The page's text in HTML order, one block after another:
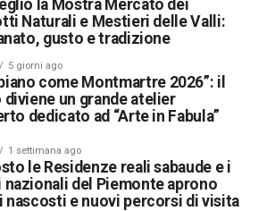
la Mostra Mercato dei
Naturali e Mestieri delle Valli:
gusto e tradizione
5 giorni ago
come Montmartre 2026”: il
diviene un grande atelier
dedicato ad “Arte in Fabula”
1 settimana ago
le Residenze reali sabaude e i
nazionali del Piemonte aprono
nascosti e nuovi percorsi di visita